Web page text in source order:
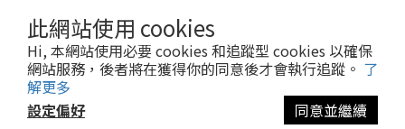
此網站使用 cookies
Hi, 本網站使用必要 cookies 和追蹤型 cookies 以確保
網站服務，後者將在獲得你的同意後才會執行追蹤。 了
解更多
設定偏好
同意並繼續
信源電器有限公司 統一編號：84179325
門市地址：新北市新莊區公園路63號
信源電器 版權所有
copyright © 2026 3cu.com.tw All Rights Reserved.